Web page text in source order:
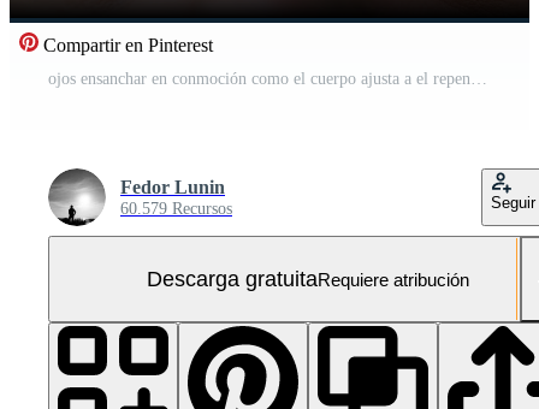
Compartir en Pinterest
ojos ensanchar en conmoción como el cuerpo ajusta a el repentino cambio en temperatura.. Vídeo Gratis
Fedor Lunin
60.579 Recursos Seguir
Descarga gratuitaRequiere atribución